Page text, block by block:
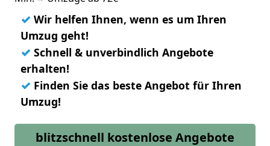
✓ Wir helfen Ihnen, wenn es um Ihren
Umzug geht!
✓ Schnell & unverbindlich Angebote
erhalten!
✓ Finden Sie das beste Angebot für Ihren
Umzug!
blitzschnell kostenlose Angebote